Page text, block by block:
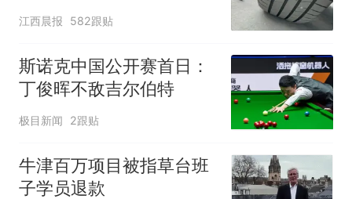
修理店铺换胎价格高达千
江西晨报 582跟贴
斯诺克中国公开赛首日：
丁俊晖不敌吉尔伯特
极目新闻 2跟贴
牛津百万项目被指草台班
子学员退款